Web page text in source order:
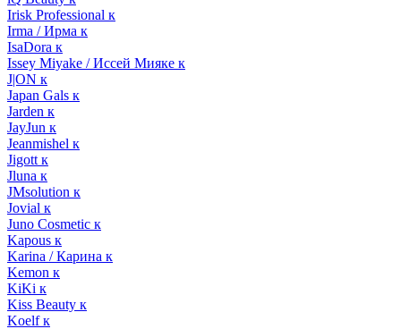
Irisk Professional к
Irma / Ирма к
IsaDora к
Issey Miyake / Иссей Мияке к
J|ON к
Japan Gals к
Jarden к
JayJun к
Jeanmishel к
Jigott к
Jluna к
JMsolution к
Jovial к
Juno Cosmetic к
Kapous к
Karina / Карина к
Kemon к
KiKi к
Kiss Beauty к
Koelf к